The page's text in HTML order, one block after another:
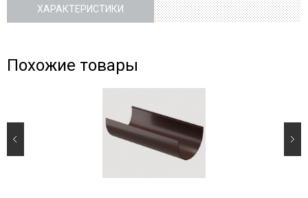
ХАРАКТЕРИСТИКИ
Похожие товары